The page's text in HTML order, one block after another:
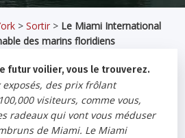
>Sortir > Le Miami International
des marins floridiens
futur voilier, vous le trouverez.
exposés, des prix frôlant
visiteurs, comme vous,
radeaux qui vont vous méduser
de Miami. Le Miami